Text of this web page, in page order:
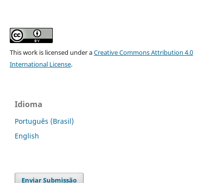
This work is licensed under aCreative Commons Attribution 4.0
International License.
Idioma
Português (Brasil)
English
Enviar Submissão